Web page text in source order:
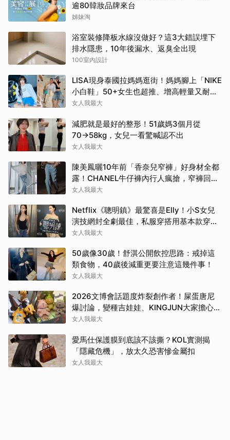
逾80韓妝品牌來台
姊妹淘
浴室裝修降板水線沒做好？這3大錯誤埋下
排水隱患，10年後漏水、返臭全出現
100室內設計
LISA現身泰國拉媽媽逛街！媽媽腳上「NIKE
小白鞋」50+女生也超推、增高輕量又耐
走！
女人我最大
減肥就是最好的整形！51歲媽3個月從
70→58kg，女兒一看驚喊認不出
女人我最大
陳美鳳曬10年前「香奈兒窄褲」好身材全都
露！CHANEL牛仔褲內行人瘋搶，窄褲回歸
必看這幾條
女人我最大
Netflix《聰明鎮》最驚喜是Elly！小S女兒
演技網封全劇最佳，私服穿搭用基本款穿出
高級感
女人我最大
50歲像30歲！舒淇公開飲控思路：戒掉這
類食物，40歲後減重更要注意這幾件事！
女人我最大
2026文博會話題度炸裂創作者！屎蛋唐尼
爆討論，變種吉娃娃、KINGJUN大家擔心買
不到
女人我最大
愛馬仕保護膜到底該不該撕？KOL實測揭
「隱藏危機」，放太久恐害慘金屬扣
女人我最大